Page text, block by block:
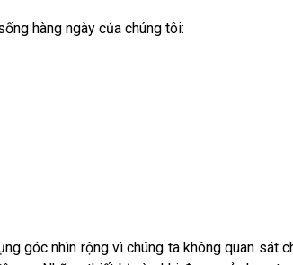
hàng ngày của chúng tôi:
góc nhìn rộng vì chúng ta không quan sát